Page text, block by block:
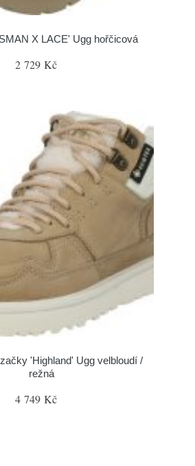
X LACE' Ugg hořčicová
2 729 Kč
'Highland' Ugg velbloudí /
režná
4 749 Kč